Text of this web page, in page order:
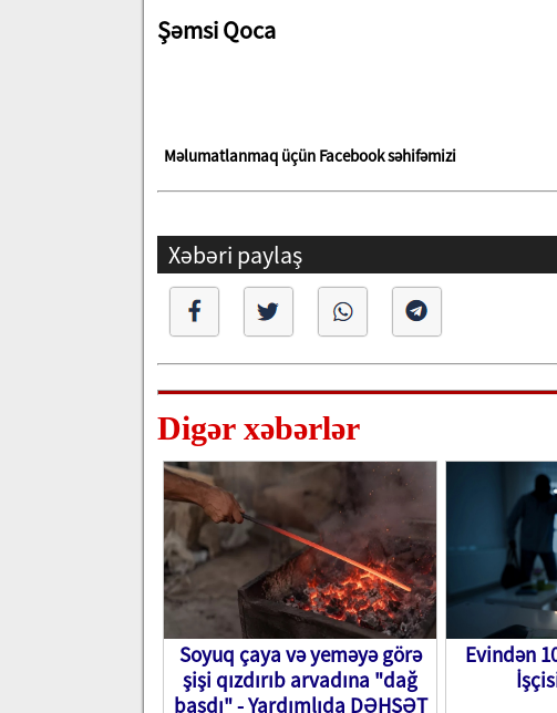
Şəmsi Qoca
Məlumatlanmaq üçün Facebook səhifəmizi
Xəbəri paylaş
Digər xəbərlər
Soyuq çaya və yeməyə görə
şişi qızdırıb arvadına "dağ
basdı" - Yardımlıda DƏHŞƏT
Evindən